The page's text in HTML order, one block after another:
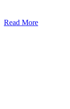
Read More